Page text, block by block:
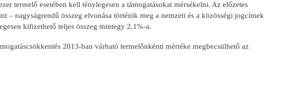
termelő esetében kell ténylegesen a támogatásokat mérsékelni. Az előzetes
nagyságrendű összeg elvonása történik meg a nemzeti és a közösségi jogcímek
kifizethető teljes összeg mintegy 2,1%-a.
2013-ban várható termelőnkénti mértéke megbecsülhető az